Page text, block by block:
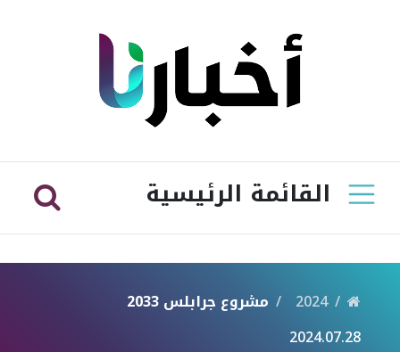
القائمة الرئيسية
2024
مشروع جرابلس 2033
2024.07.28